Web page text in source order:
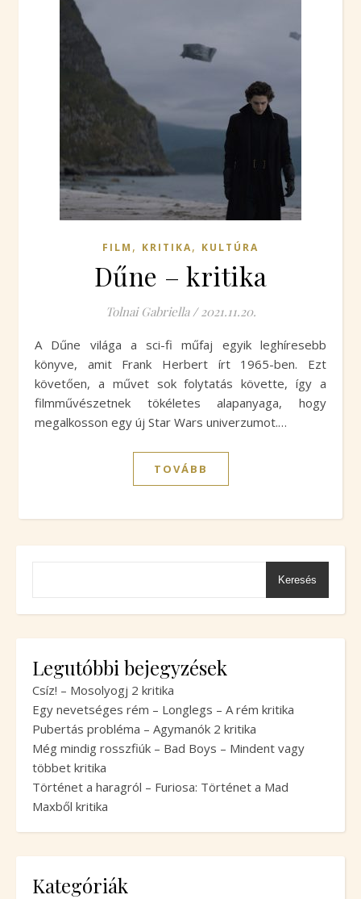
FILM , KRITIKA, KULTÚRA
Dűne – kritika
Tolnai Gabriella / 2021.11.20.
A Dűne világa a sci-fi műfaj egyik leghíresebb
könyve, amit Frank Herbert írt 1965-ben. Ezt
követően, a művet sok folytatás követte, így a
filmművészetnek tökéletes alapanyaga, hogy
megalkosson egy új Star Wars univerzumot.…
TOVÁBB
Keresés
Legutóbbi bejegyzések
Csíz! – Mosolyogj 2 kritika
Egy nevetséges rém – Longlegs – A rém kritika
Pubertás probléma – Agymanók 2 kritika
Még mindig rosszfiúk – Bad Boys – Mindent vagy
többet kritika
Történet a haragról – Furiosa: Történet a Mad
Maxből kritika
Kategóriák